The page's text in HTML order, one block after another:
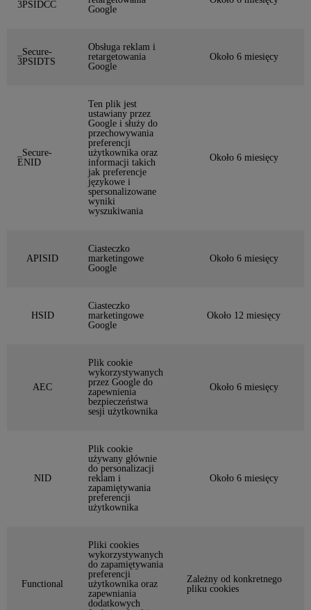
3PSIDCC
Google
_Secure-
3PSIDTS
Obsługa reklam i
retargetowania
Google
Około 6 miesięcy
_Secure-
ENID
Ten plik jest
ustawiany przez
Google i służy do
przechowywania
preferencji
użytkownika oraz
informacji takich
jak preferencje
językowe i
spersonalizowane
wyniki
wyszukiwania
Około 6 miesięcy
APISID
Ciasteczko
marketingowe
Google
Około 6 miesięcy
HSID
Ciasteczko
marketingowe
Google
Około 12 miesięcy
AEC
Plik cookie
wykorzystywanych
przez Google do
zapewnienia
bezpieczeństwa
sesji użytkownika
Około 6 miesięcy
NID
Plik cookie
używany głównie
do personalizacji
reklam i
zapamiętywania
preferencji
użytkownika
Około 6 miesięcy
Functional
Pliki cookies
wykorzystywanych
do zapamiętywania
preferencji
użytkownika oraz
zapewniania
dodatkowych
Zależny od konkretnego
pliku cookies